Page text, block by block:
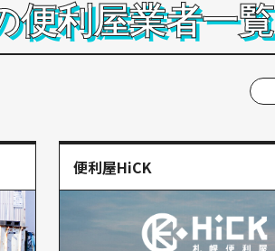
便利屋業者一覧
便利屋HiCK